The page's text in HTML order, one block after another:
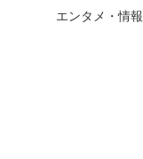
エンタメ・情報